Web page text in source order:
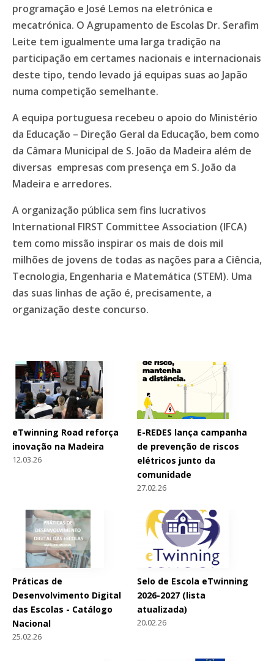
programação e José Lemos na eletrónica e
mecatrónica. O Agrupamento de Escolas Dr. Serafim
Leite tem igualmente uma larga tradição na
participação em certames nacionais e internacionais
deste tipo, tendo levado já equipas suas ao Japão
numa competição semelhante.
A equipa portuguesa recebeu o apoio do Ministério
da Educação – Direção Geral da Educação, bem como
da Câmara Municipal de S. João da Madeira além de
diversas empresas com presença em S. João da
Madeira e arredores.
A organização pública sem fins lucrativos
International FIRST Committee Association (IFCA)
tem como missão inspirar os mais de dois mil
milhões de jovens de todas as nações para a Ciência,
Tecnologia, Engenharia e Matemática (STEM). Uma
das suas linhas de ação é, precisamente, a
organização deste concurso.
eTwinning Road reforça
inovação na Madeira
12.03.26
E-REDES lança campanha
de prevenção de riscos
elétricos junto da
comunidade
27.02.26
Práticas de
Desenvolvimento Digital
das Escolas - Catálogo
Nacional
25.02.26
Selo de Escola eTwinning
2026-2027 (lista
atualizada)
20.02.26